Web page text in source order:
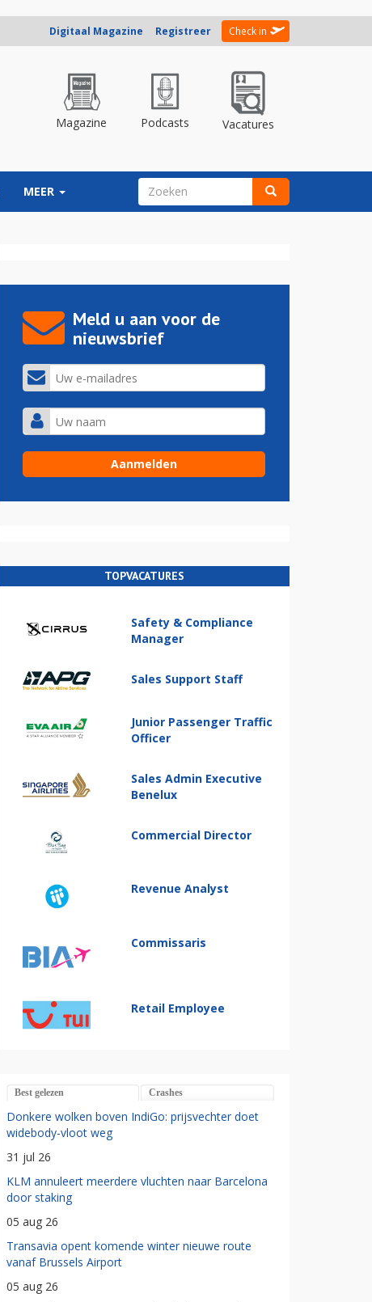
Digitaal Magazine Registreer Check in
Magazine Podcasts Vacatures
MEER ZOEKVELD
Meld u aan voor de
nieuwsbrief
TOPVACATURES
Safety & Compliance
Manager
Sales Support Staff
Junior Passenger Traffic
Officer
Sales Admin Executive
Benelux
Commercial Director
Revenue Analyst
Commissaris
Retail Employee
Best gelezen Crashes
Donkere wolken boven IndiGo: prijsvechter doet
widebody-vloot weg
31 jul 26
KLM annuleert meerdere vluchten naar Barcelona
door staking
05 aug 26
Transavia opent komende winter nieuwe route
vanaf Brussels Airport
05 aug 26